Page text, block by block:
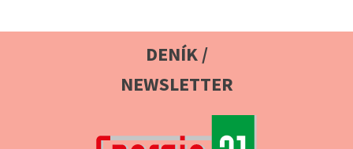
DENÍK /
NEWSLETTER